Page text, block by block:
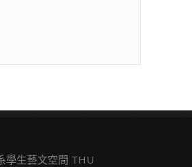
學生藝文空間 THU